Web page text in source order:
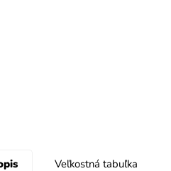
Veľkostná tabuľka